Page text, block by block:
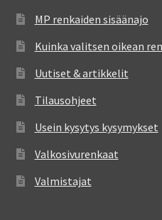
MP renkaiden sisäänajo
Kuinka valitsen oikean
Uutiset & artikkelit
Tilausohjeet
Usein kysytys kysymykset
Valkosivurenkaat
Valmistajat